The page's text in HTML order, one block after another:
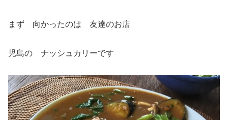
まず 向かったのは 友達のお店
児島の ナッシュカリーです